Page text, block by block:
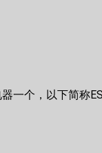
一个，以下简称